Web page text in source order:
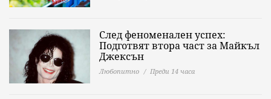
След феноменален успех:
Подготвят втора част за Майкъл
Джексън
Любопитно Преди 14 часа